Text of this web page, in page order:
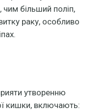
чим більший поліп,
раку, особливо
утворенню
кишки, включають: